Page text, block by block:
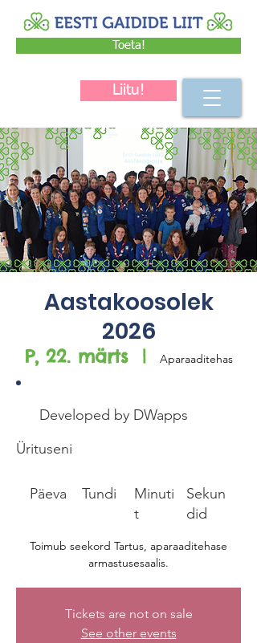
Toeta!
Liitu!
Aastakoosolek
2026
P, 22. märts
  |
Aparaaditehas
Sekun
did
Minuti
t
Tundi
Päeva
Ürituseni
Developed by DWapps
Toimub seekord Tartus, aparaaditehase
armastusesaalis.
Tickets are not on sale
See other events